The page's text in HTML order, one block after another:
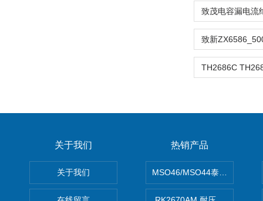
关于我们
关于我们
热销产品
MSO46/MSO44泰克